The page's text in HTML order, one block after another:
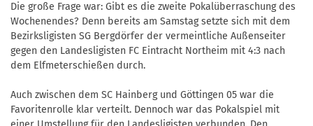
Die große Frage war: Gibt es die zweite Pokalüberraschung des
Wochenendes? Denn bereits am Samstag setzte sich mit dem
Bezirksligisten SG Bergdörfer der vermeintliche Außenseiter
gegen den Landesligisten FC Eintracht Northeim mit 4:3 nach
dem Elfmeterschießen durch.
Auch zwischen dem SC Hainberg und Göttingen 05 war die
Favoritenrolle klar verteilt. Dennoch war das Pokalspiel mit